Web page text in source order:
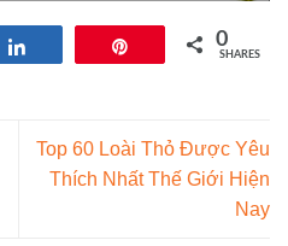
0
SHARES
Top 60 Loài Thỏ Được Yêu
Thích Nhất Thế Giới Hiện
Nay